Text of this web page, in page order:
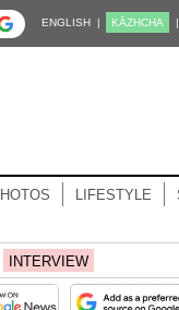
ENGLISH | KĀZHCHA |
LIFESTYLE
INTERVIEW